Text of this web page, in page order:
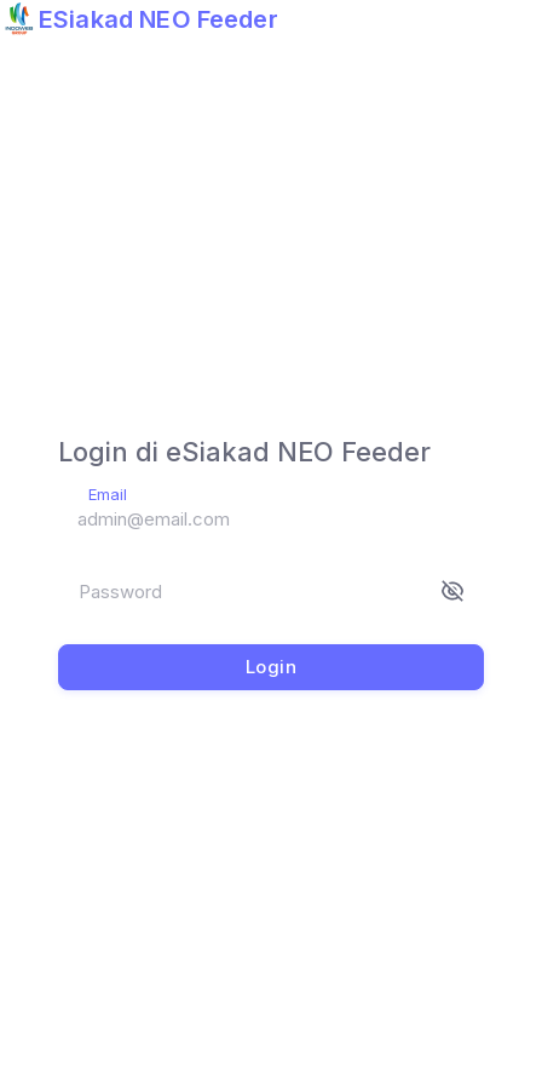
ESiakad NEO Feeder
Login di eSiakad NEO Feeder
Email
Password
Login